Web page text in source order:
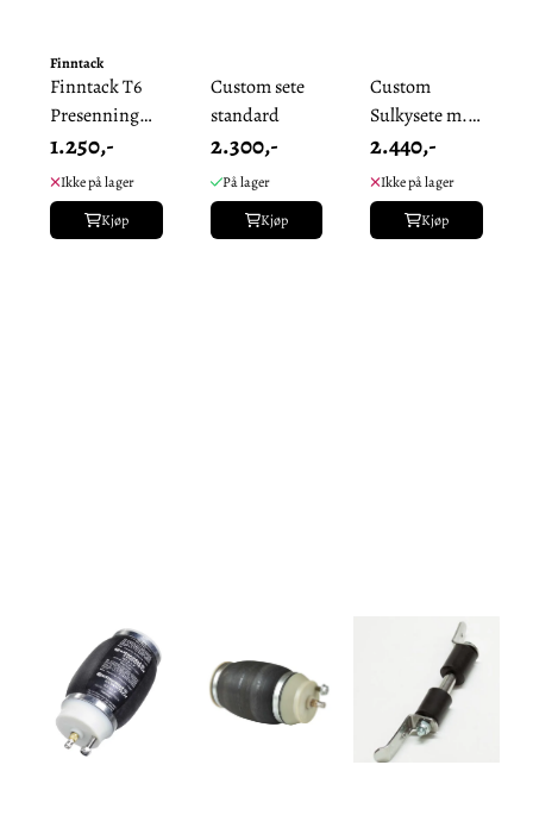
Finntack
Finntack T6
Presenning
for Beskyttelse
1.250,-
Ikke på lager
Kjøp
Custom sete
standard
2.300,-
På lager
Kjøp
Custom
Sulkysete m.
rygg
2.440,-
Ikke på lager
Kjøp